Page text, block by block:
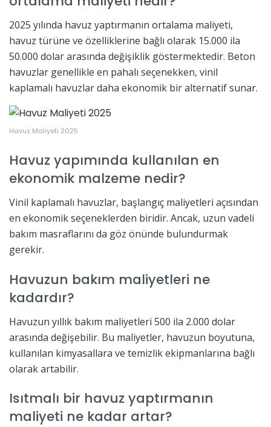
2025 yılında havuz yaptırmanın ortalama maliyeti,
havuz türüne ve özelliklerine bağlı olarak 15.000 ila
50.000 dolar arasında değişiklik göstermektedir. Beton
havuzlar genellikle en pahalı seçenekken, vinil
kaplamalı havuzlar daha ekonomik bir alternatif sunar.
Havuz Maliyeti 2025
Havuz yapımında kullanılan en
ekonomik malzeme nedir?
Vinil kaplamalı havuzlar, başlangıç maliyetleri açısından
en ekonomik seçeneklerden biridir. Ancak, uzun vadeli
bakım masraflarını da göz önünde bulundurmak
gerekir.
Havuzun bakım maliyetleri ne
kadardır?
Havuzun yıllık bakım maliyetleri 500 ila 2.000 dolar
arasında değişebilir. Bu maliyetler, havuzun boyutuna,
kullanılan kimyasallara ve temizlik ekipmanlarına bağlı
olarak artabilir.
Isıtmalı bir havuz yaptırmanın
maliyeti ne kadar artar?